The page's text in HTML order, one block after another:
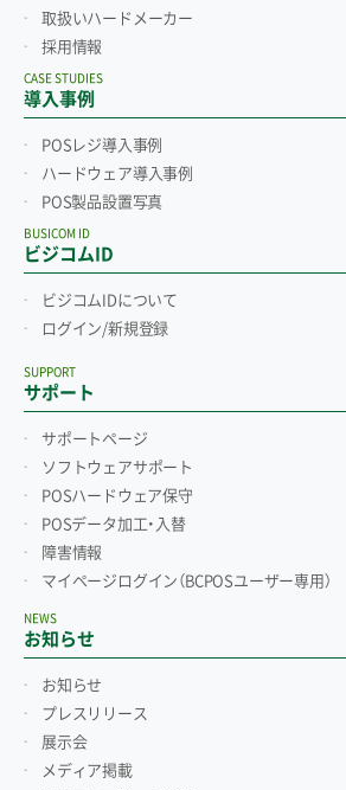
取扱いハードメーカー
採用情報
導入事例
CASE STUDIES
POSレジ導入事例
ハードウェア導入事例
POS製品設置写真
ビジコムID
BUSICOM ID
ビジコムIDについて
ログイン/新規登録
サポート
SUPPORT
サポートページ
ソフトウェアサポート
POSハードウェア保守
POSデータ加工・入替
障害情報
マイページログイン （BCPOSユーザー専用）
お知らせ
NEWS
お知らせ
プレスリリース
展示会
メディア掲載